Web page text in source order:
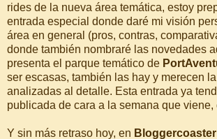
rides de la nueva área temática, estoy
entrada especial donde daré mi visión
área en general (pros, contras,
donde también nombraré las novedades
presenta el parque temático de
ser escasas, también las hay y merecen
analizadas al detalle. Esta entrada ya
publicada de cara a la semana que viene,
Y sin más retraso hoy, en Bloggercoaster